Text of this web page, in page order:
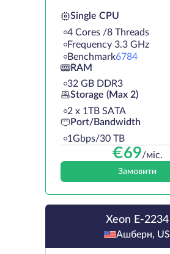
Single CPU
4 Cores /8 Threads
Frequency 3.3 GHz
Benchmark6784
RAM
32 GB DDR3
Storage (Max 2)
2 х 1TB SATA
Port/Bandwidth
1Gbps/30 TB
€69/міс.
Замовити
Xeon E-2234
Ашберн, US